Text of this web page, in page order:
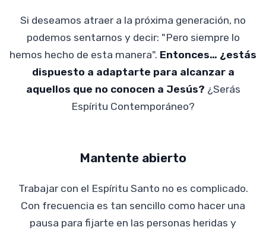
Si deseamos atraer a la próxima generación, no
podemos sentarnos y decir: "Pero siempre lo
hemos hecho de esta manera". Entonces… ¿estás
dispuesto a adaptarte para alcanzar a
aquellos que no conocen a Jesús? ¿Serás
Espíritu Contemporáneo?
Mantente abierto
Trabajar con el Espíritu Santo no es complicado.
Con frecuencia es tan sencillo como hacer una
pausa para fijarte en las personas heridas y